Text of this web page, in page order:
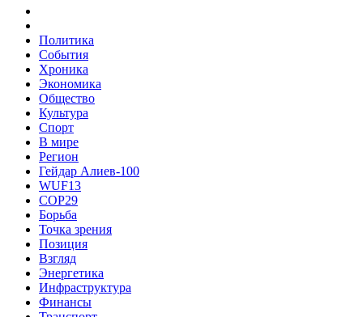
Политика
События
Хроника
Экономика
Общество
Культура
Спорт
В мире
Регион
Гейдар Алиев-100
WUF13
COP29
Борьба
Точка зрения
Позиция
Взгляд
Энергетика
Инфраструктура
Финансы